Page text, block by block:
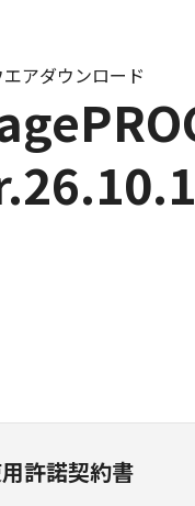
アダウンロード
許諾契約書